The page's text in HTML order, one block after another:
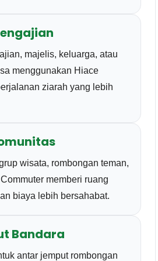
majelis, keluarga, atau
menggunakan Hiace
ziarah yang lebih
wisata, rombongan teman,
memberi ruang
biaya lebih bersahabat.
Bandara
antar jemput rombongan